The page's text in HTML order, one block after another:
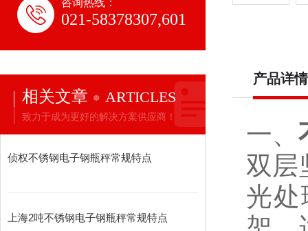
咨询热线：
021-58378307,601
相关文章 ARTICLES
致力于成为更好的解决方案供应商！
侦权不锈钢电子钢瓶秤常规特点
上海2吨不锈钢电子钢瓶秤常规特点
产品详情
一、
双层
光